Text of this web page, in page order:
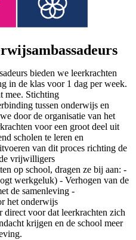
bieden we leerkrachten
in de klas voor 1 dag per week.
mee. Stichting
tussen onderwijs en
door de organisatie van het
voor een groot deel uit
scholen te leren en
van dit proces richting de
vrijwilligers
op school, dragen ze bij aan: -
werkgeluk) - Verhogen van de
de samenleving -
het onderwijs
direct voor dat leerkrachten zich
krijgen en de school meer